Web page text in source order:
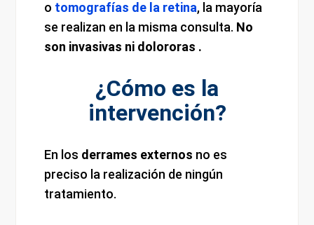
o tomografías de la retina, la mayoría
se realizan en la misma consulta. No
son invasivas ni dolororas .
¿Cómo es la
intervención?
En los derrames externos no es
preciso la realización de ningún
tratamiento.